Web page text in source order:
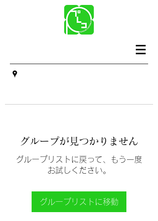
グループが見つかりません
グループリストに戻って、もう一度
お試しください。
グループリストに移動